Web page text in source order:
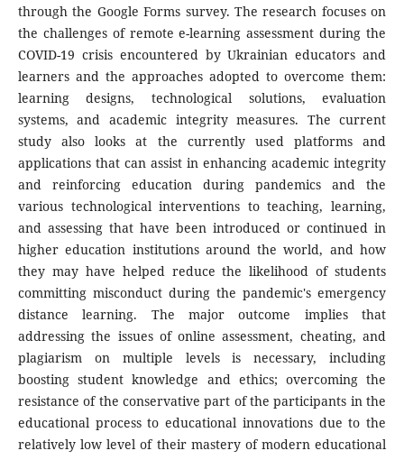
through the Google Forms survey. The research focuses on
the challenges of remote e-learning assessment during the
COVID-19 crisis encountered by Ukrainian educators and
learners and the approaches adopted to overcome them:
learning designs, technological solutions, evaluation
systems, and academic integrity measures. The current
study also looks at the currently used platforms and
applications that can assist in enhancing academic integrity
and reinforcing education during pandemics and the
various technological interventions to teaching, learning,
and assessing that have been introduced or continued in
higher education institutions around the world, and how
they may have helped reduce the likelihood of students
committing misconduct during the pandemic's emergency
distance learning. The major outcome implies that
addressing the issues of online assessment, cheating, and
plagiarism on multiple levels is necessary, including
boosting student knowledge and ethics; overcoming the
resistance of the conservative part of the participants in the
educational process to educational innovations due to the
relatively low level of their mastery of modern educational